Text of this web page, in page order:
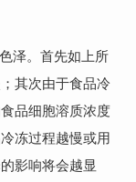
泽。首先如上所
其次由于食品冷
品细胞溶质浓度
冻过程越慢或用
影响将会越显